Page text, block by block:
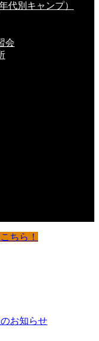
代別キャンプ）
会
ちら！
お知らせ